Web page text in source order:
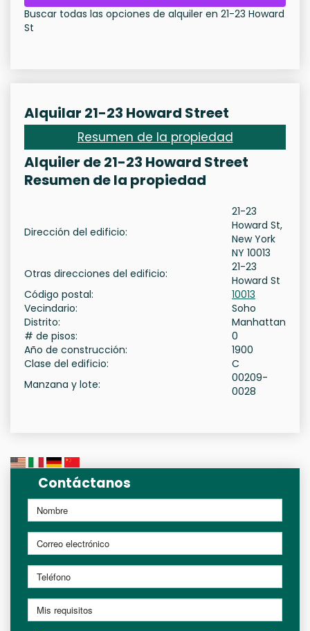
Buscar todas las opciones de alquiler en 21-23 Howard
St
Alquilar 21-23 Howard Street
Resumen de la propiedad
Alquiler de 21-23 Howard Street
Resumen de la propiedad
Dirección del edificio:
21-23
Howard St,
New York
NY 10013
Otras direcciones del edificio:
21-23
Howard St
Código postal:
10013
Vecindario:
Soho
Distrito:
Manhattan
# de pisos:
0
Año de construcción:
1900
Clase del edificio:
C
Manzana y lote:
00209-
0028
Contáctanos